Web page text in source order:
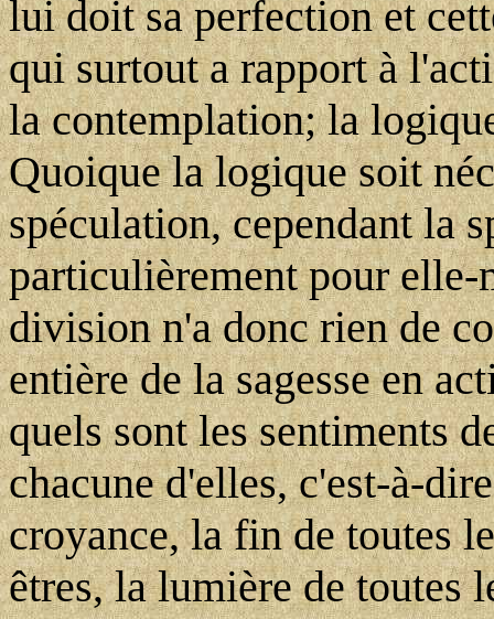
lui doit sa perfection et
qui surtout a rapport à
la contemplation; la
Quoique la logique soit
spéculation, cependant la
particulièrement pour
division n'a donc rien de
entière de la sagesse en
quels sont les sentiments
chacune d'elles, c'est-à-
croyance, la fin de toutes
êtres, la lumière de toutes